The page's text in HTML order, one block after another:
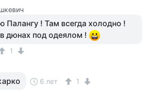
Палангу ! Там всегда холодно !
дюнах под одеялом !
1
6 лет 1